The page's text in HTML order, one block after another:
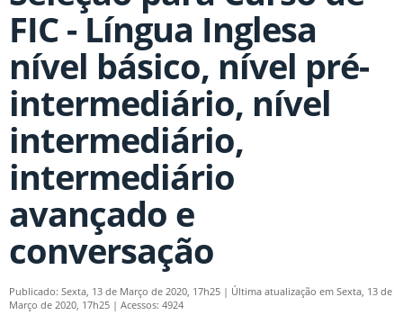
FIC - Língua Inglesa
nível básico, nível pré-
intermediário, nível
intermediário,
intermediário
avançado e
conversação
Publicado: Sexta, 13 de Março de 2020, 17h25 | Última atualização em Sexta, 13 de
Março de 2020, 17h25 | Acessos: 4924